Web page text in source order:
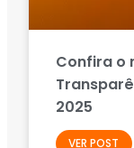
Confira o
2025
VER POST